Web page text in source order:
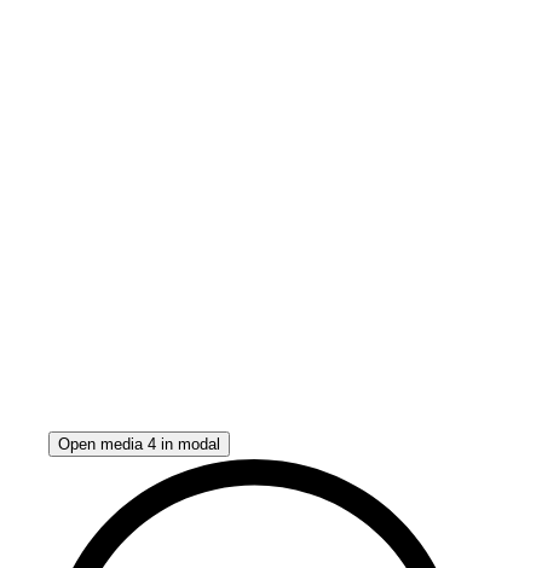
Open media 4 in modal